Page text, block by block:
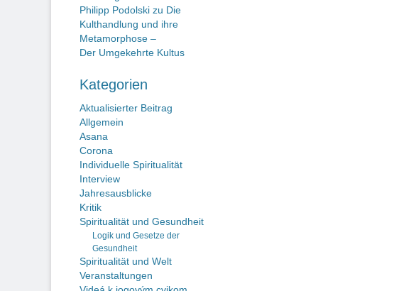
Philipp Podolski zu Die
Kulthandlung und ihre
Metamorphose –
Der Umgekehrte Kultus
Kategorien
Aktualisierter Beitrag
Allgemein
Asana
Corona
Individuelle Spiritualität
Interview
Jahresausblicke
Kritik
Spiritualität und Gesundheit
Logik und Gesetze der
Gesundheit
Spiritualität und Welt
Veranstaltungen